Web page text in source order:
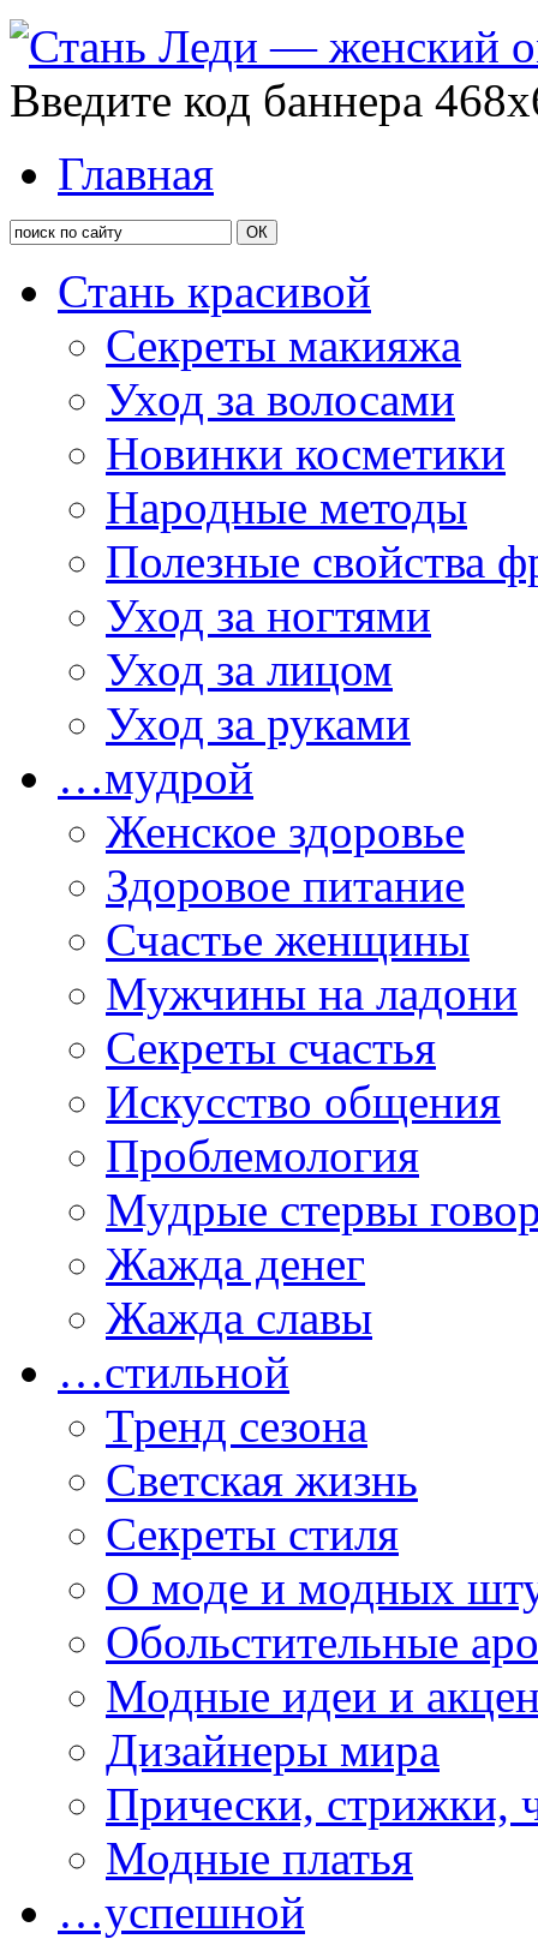
Введите код баннера
Главная
Стань красивой
Секреты макияжа
Уход за волосами
Новинки косметики
Народные методы
Полезные свойства
Уход за ногтями
Уход за лицом
Уход за руками
…мудрой
Женское здоровье
Здоровое питание
Счастье женщины
Мужчины на ладони
Секреты счастья
Искусство общения
Проблемология
Мудрые стервы
Жажда денег
Жажда славы
…стильной
Тренд сезона
Светская жизнь
Секреты стиля
О моде и модных
Обольстительные
Модные идеи и
Дизайнеры мира
Прически, стрижки,
Модные платья
…успешной